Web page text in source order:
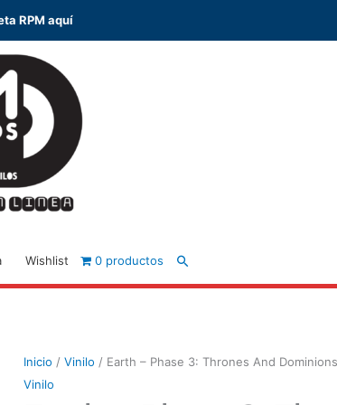
RPM aquí
Wishlist 0 productos Buscar
Inicio /Vinilo / Earth – Phase 3: Thrones And
Vinilo